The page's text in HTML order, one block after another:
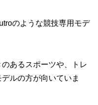
のような競技専用モデ
あるスポーツや、トレ
ルの方が向いていま